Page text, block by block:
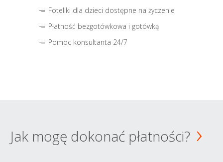
Foteliki dla dzieci dostępne na życzenie
Płatność bezgotówkowa i gotówką
Pomoc konsultanta 24/7
Jak mogę dokonać płatności?